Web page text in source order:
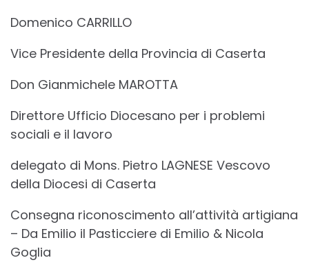
Domenico CARRILLO
Vice Presidente della Provincia di Caserta
Don Gianmichele MAROTTA
Direttore Ufficio Diocesano per i problemi
sociali e il lavoro
delegato di Mons. Pietro LAGNESE Vescovo
della Diocesi di Caserta
Consegna riconoscimento all’attività artigiana
– Da Emilio il Pasticciere di Emilio & Nicola
Goglia